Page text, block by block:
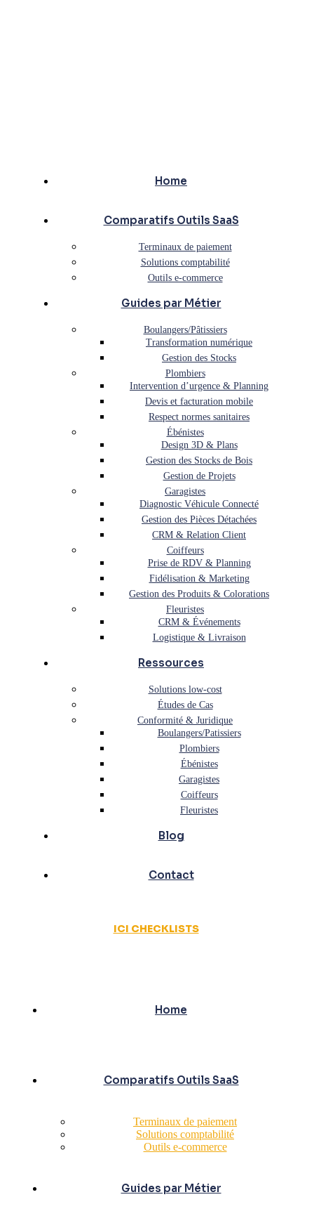
Home
Comparatifs Outils SaaS
Terminaux de paiement
Solutions comptabilité
Outils e-commerce
Guides par Métier
Boulangers/Pâtissiers
Transformation numérique
Gestion des Stocks
Plombiers
Intervention d’urgence & Planning
Devis et facturation mobile
Respect normes sanitaires
Ébénistes
Design 3D & Plans
Gestion des Stocks de Bois
Gestion de Projets
Garagistes
Diagnostic Véhicule Connecté
Gestion des Pièces Détachées
CRM & Relation Client
Coiffeurs
Prise de RDV & Planning
Fidélisation & Marketing
Gestion des Produits & Colorations
Fleuristes
CRM & Événements
Logistique & Livraison
Ressources
Solutions low-cost
Études de Cas
Conformité & Juridique
Boulangers/Patissiers
Plombiers
Ébénistes
Garagistes
Coiffeurs
Fleuristes
Blog
Contact
ICI CHECKLISTS
Home
Comparatifs Outils SaaS
Terminaux de paiement
Solutions comptabilité
Outils e-commerce
Guides par Métier